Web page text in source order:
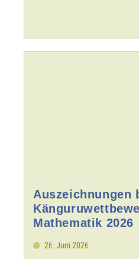
Auszeichnungen
Mathematik 2026
26. Juni 2026